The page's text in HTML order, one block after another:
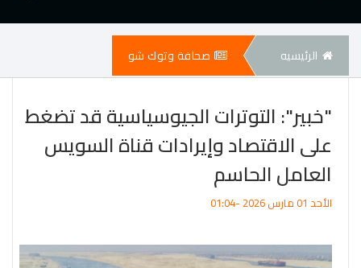
الرئيسيه صحافة وتوك شو
"خبير": التوترات الجيوسياسية قد تضغط
على الاقتصاد وإيرادات قناة السويس
العامل الحاسم
الأحد 01 مارس 2026 -01:04